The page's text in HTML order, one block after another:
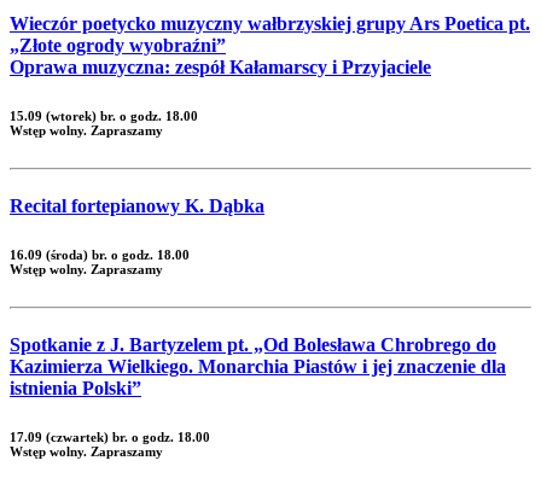
Wieczór poetycko muzyczny wałbrzyskiej grupy Ars Poetica pt.
„Złote ogrody wyobraźni”
Oprawa muzyczna: zespół Kałamarscy i Przyjaciele
15.09 (wtorek) br. o godz. 18.00
Wstęp wolny. Zapraszamy
Recital fortepianowy K. Dąbka
16.09 (środa) br. o godz. 18.00
Wstęp wolny. Zapraszamy
Spotkanie z J. Bartyzelem pt. „Od Bolesława Chrobrego do
Kazimierza Wielkiego. Monarchia Piastów i jej znaczenie dla
istnienia Polski”
17.09 (czwartek) br. o godz. 18.00
Wstęp wolny. Zapraszamy